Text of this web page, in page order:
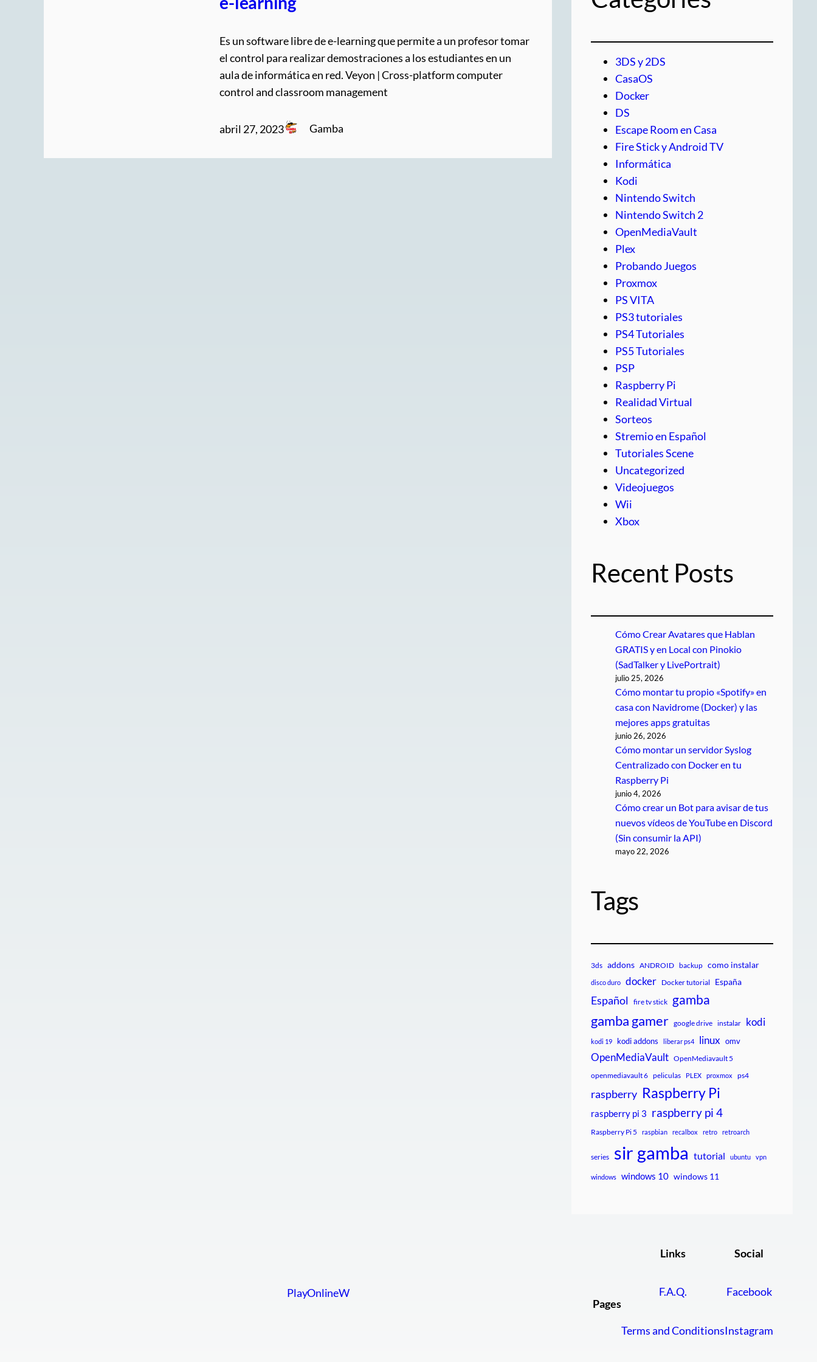
Es un software libre de e-learning que permite a un profesor tomar
el control para realizar demostraciones a los estudiantes en un
aula de informática en red. Veyon | Cross-platform computer
control and classroom management
abril 27, 2023 Gamba
3DS y 2DS
CasaOS
Docker
DS
Escape Room en Casa
Fire Stick y Android TV
Informática
Kodi
Nintendo Switch
Nintendo Switch 2
OpenMediaVault
Plex
Probando Juegos
Proxmox
PS VITA
PS3 tutoriales
PS4 Tutoriales
PS5 Tutoriales
PSP
Raspberry Pi
Realidad Virtual
Sorteos
Stremio en Español
Tutoriales Scene
Uncategorized
Videojuegos
Wii
Xbox
Recent Posts
Cómo Crear Avatares que Hablan
GRATIS y en Local con Pinokio
(SadTalker y LivePortrait)
julio 25, 2026
Cómo montar tu propio «Spotify» en
casa con Navidrome (Docker) y las
mejores apps gratuitas
junio 26, 2026
Cómo montar un servidor Syslog
Centralizado con Docker en tu
Raspberry Pi
junio 4, 2026
Cómo crear un Bot para avisar de tus
nuevos vídeos de YouTube en Discord
(Sin consumir la API)
mayo 22, 2026
Tags
3ds addons ANDROID backup como instalar
disco duro docker Docker tutorial España
Español fire tv stick gamba
gamba gamer google drive instalar kodi
kodi 19 kodi addons liberar ps4 linux omv
OpenMediaVault OpenMediavault 5
openmediavault 6 peliculas PLEX proxmox ps4
raspberry Raspberry Pi
raspberry pi 3 raspberry pi 4
Raspberry Pi 5 raspbian recalbox retro retroarch
series sir gamba tutorial ubuntu vpn
windows windows 10 windows 11
PlayOnlineW
Pages
Links
F.A.Q.
Terms and Conditions
Social
Facebook
Instagram